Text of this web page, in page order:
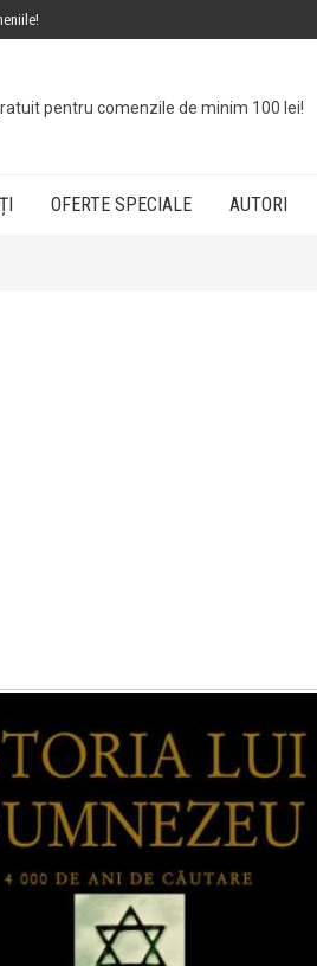
pentru comenzile de minim 100 lei!
OFERTE SPECIALE AUTORI